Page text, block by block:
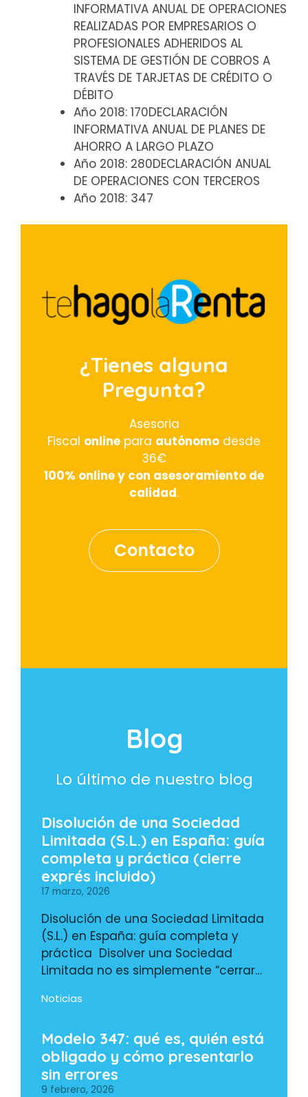
INFORMATIVA ANUAL DE OPERACIONES
REALIZADAS POR EMPRESARIOS O
PROFESIONALES ADHERIDOS AL
SISTEMA DE GESTIÓN DE COBROS A
TRAVÉS DE TARJETAS DE CRÉDITO O
DÉBITO
Año 2018: 170DECLARACIÓN
INFORMATIVA ANUAL DE PLANES DE
AHORRO A LARGO PLAZO
Año 2018: 280DECLARACIÓN ANUAL
DE OPERACIONES CON TERCEROS
Año 2018: 347
¿Tienes alguna
Pregunta?
Asesoria
Fiscal online para autónomo desde
36€
100% online y con asesoramiento de
calidad.
Contacto
Blog
Lo último de nuestro blog
Disolución de una Sociedad
Limitada (S.L.) en España: guía
completa y práctica (cierre
exprés incluido)
17 marzo, 2026
Disolución de una Sociedad Limitada
(S.L.) en España: guía completa y
práctica Disolver una Sociedad
Limitada no es simplemente “cerrar…
Noticias
Modelo 347: qué es, quién está
obligado y cómo presentarlo
sin errores
9 febrero, 2026